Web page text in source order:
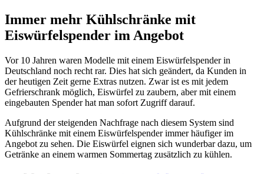
Immer mehr Kühlschränke mit
Eiswürfelspender im Angebot
Vor 10 Jahren waren Modelle mit einem Eiswürfelspender in
Deutschland noch recht rar. Dies hat sich geändert, da Kunden in
der heutigen Zeit gerne Extras nutzen. Zwar ist es mit jedem
Gefrierschrank möglich, Eiswürfel zu zaubern, aber mit einem
eingebauten Spender hat man sofort Zugriff darauf.
Aufgrund der steigenden Nachfrage nach diesem System sind
Kühlschränke mit einem Eiswürfelspender immer häufiger im
Angebot zu sehen. Die Eiswürfel eignen sich wunderbar dazu, um
Getränke an einem warmen Sommertag zusätzlich zu kühlen.